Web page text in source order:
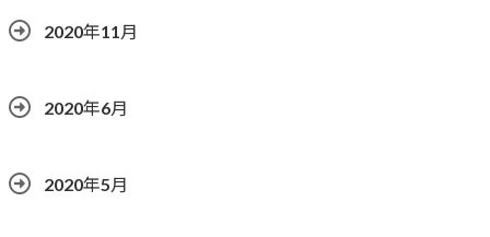
2020年11月
2020年6月
2020年5月